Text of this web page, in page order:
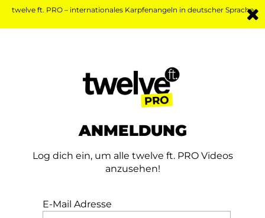
twelve ft. PRO – internationales Karpfenangeln in deutscher Sprache
ANMELDUNG
Log dich ein, um alle twelve ft. PRO Videos
anzusehen!
E-Mail Adresse